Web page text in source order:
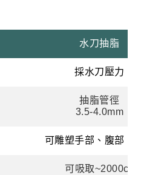
水刀抽脂
採水刀壓力
抽脂管徑
3.5-4.0mm
可雕塑手部、腹部、
可吸取~2000cc